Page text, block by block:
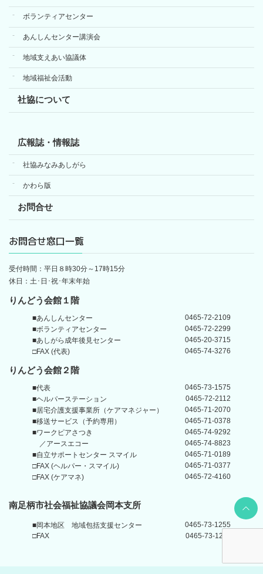
ボランティアセンター
あんしんセンター講演会
地域支えあい協議体
地域福祉会活動
社協について
広報誌・情報誌
社協みなみあしがら
かわら版
お問合せ
お問合せ窓口一覧
受付時間：平日８時30分～17時15分
休日：土･日･祝･年末年始
りんどう会館１階
■あんしんセンター
0465-72-2109
■ボランティアセンター
0465-72-2299
■あしがら成年後見センター
0465-20-3715
□FAX (代表)
0465-74-3276
りんどう会館 ２階
■代表
0465-73-1575
■ヘルパーステーション
0465-72-2112
■居宅介護支援事業所 （ケアマネジャー）
0465-71-2070
■移送サービス（予約専用）
0465-71-0378
■ワークピアさつき
0465-74-9292
／アースエコー
0465-74-8823
■自立サポートセンター スマイル
0465-71-0189
□FAX (ヘルパー・スマイル)
0465-71-0377
□FAX (ケアマネ)
0465-72-4160
南足柄市社会福祉協議会岡本支所
■岡本地区 地域包括支援センター
0465-73-1255
□FAX
0465-73-1211
Back